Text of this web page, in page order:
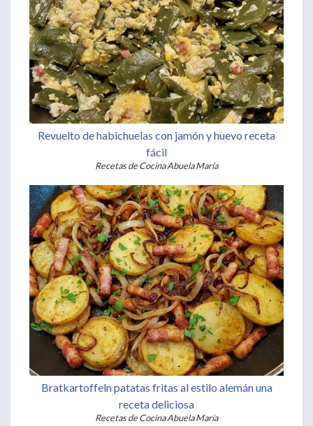
Revuelto de habichuelas con jamón y huevo receta
fácil
Recetas de Cocina Abuela María
Bratkartoffeln patatas fritas al estilo alemán una
receta deliciosa
Recetas de Cocina Abuela María